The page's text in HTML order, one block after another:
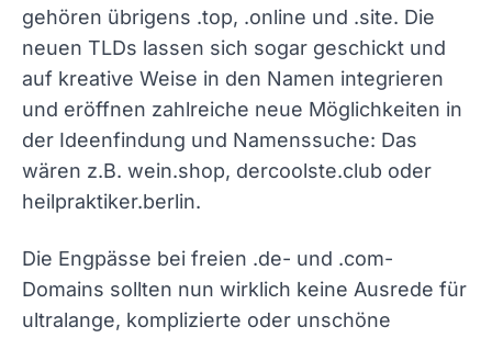
gehören übrigens .top, .online und .site. Die
neuen TLDs lassen sich sogar geschickt und
auf kreative Weise in den Namen integrieren
und eröffnen zahlreiche neue Möglichkeiten in
der Ideenfindung und Namenssuche: Das
wären z.B. wein.shop, dercoolste.club oder
heilpraktiker.berlin.
Die Engpässe bei freien .de- und .com-
Domains sollten nun wirklich keine Ausrede für
ultralange, komplizierte oder unschöne